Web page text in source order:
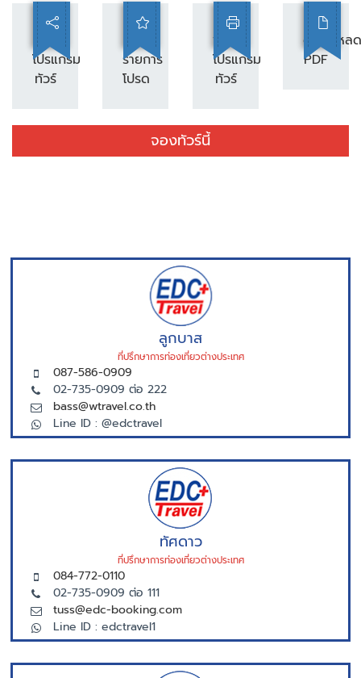
แชร์
โปรแกรม
ทัวร์
เพิ่ม
รายการ
โปรด
พิมพ์
โปรแกรม
ทัวร์
ดาวน์โหลด
PDF
จองทัวร์นี้
ลูกบาส
ที่ปรึกษาการท่องเที่ยวต่างประเทศ
087-586-0909
02-735-0909 ต่อ 222
bass@wtravel.co.th
Line ID : @edctravel
ทัศดาว
ที่ปรึกษาการท่องเที่ยวต่างประเทศ
084-772-0110
02-735-0909 ต่อ 111
tuss@edc-booking.com
Line ID : edctravel1